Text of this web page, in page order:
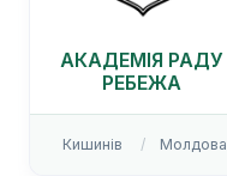
АКАДЕМІЯ РАДУ
РЕБЕЖА
Кишинів Молдова